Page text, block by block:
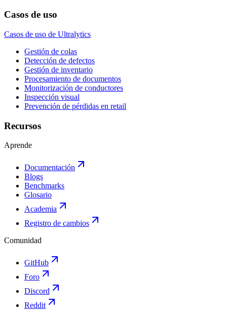
Casos de uso
Casos de uso de Ultralytics
Gestión de colas
Detección de defectos
Gestión de inventario
Procesamiento de documentos
Monitorización de conductores
Inspección visual
Prevención de pérdidas en retail
Recursos
Aprende
Documentación
Blogs
Benchmarks
Glosario
Academia
Registro de cambios
Comunidad
GitHub
Foro
Discord
Reddit